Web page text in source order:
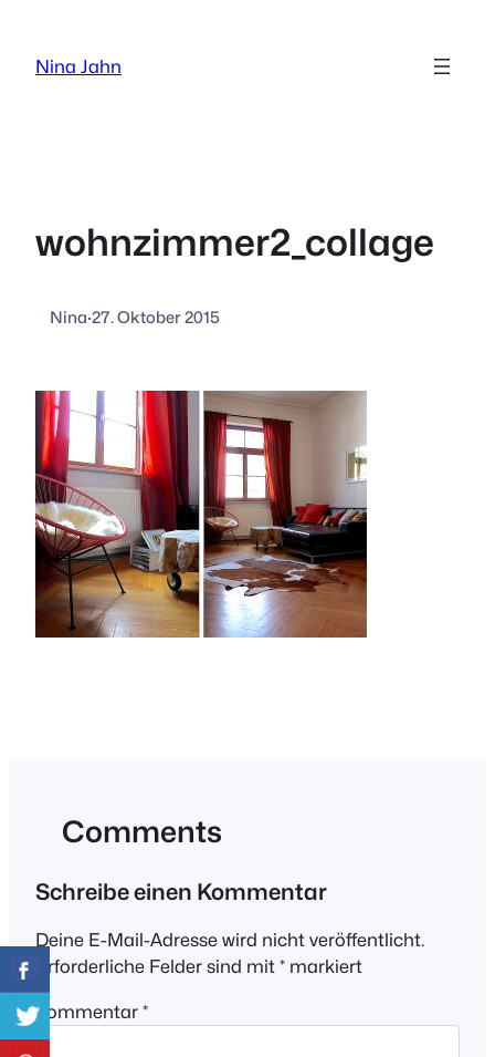
springen
Nina Jahn
wohnzimmer2_collage
Nina·27. Oktober 2015
Comments
Schreibe einen Kommentar
Deine E-Mail-Adresse wird nicht veröffentlicht.
Erforderliche Felder sind mit * markiert
Kommentar *